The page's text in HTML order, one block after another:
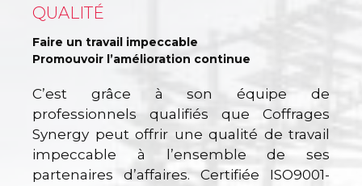
QUALITÉ
Faire un travail impeccable
Promouvoir l’amélioration continue
C’est grâce à son équipe de
professionnels qualifiés que Coffrages
Synergy peut offrir une qualité de travail
impeccable à l’ensemble de ses
partenaires d’affaires. Certifiée ISO9001-